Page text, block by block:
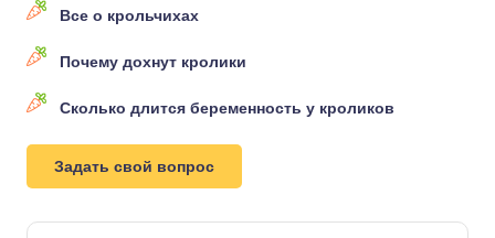
Все о крольчихах
Почему дохнут кролики
Сколько длится беременность у кроликов
Задать свой вопрос